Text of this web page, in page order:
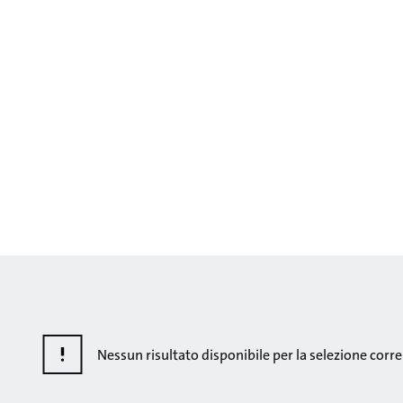
Nessun risultato disponibile per la selezione